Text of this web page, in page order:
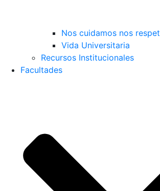
Nos cuidamos nos
Vida Universitaria
Recursos Institucionales
Facultades